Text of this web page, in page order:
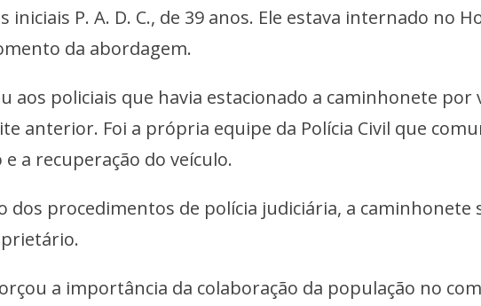
iniciais P. A. D. C., de 39 anos. Ele estava internado no
da abordagem.
aos policiais que havia estacionado a caminhonete por
anterior. Foi a própria equipe da Polícia Civil que
a recuperação do veículo.
dos procedimentos de polícia judiciária, a caminhonete
a importância da colaboração da população no